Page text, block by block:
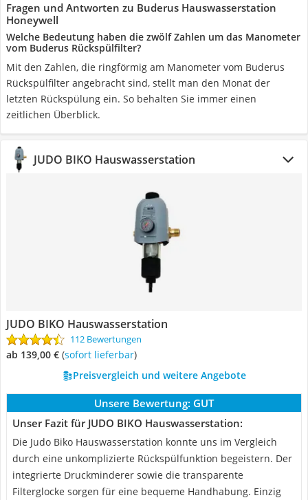
Fragen und Antworten zu Buderus Hauswasserstation
Honeywell
Welche Bedeutung haben die zwölf Zahlen um das Manometer
vom Buderus Rückspülfilter?
Mit den Zahlen, die ringförmig am Manometer vom Buderus
Rückspülfilter angebracht sind, stellt man den Monat der
letzten Rückspülung ein. So behalten Sie immer einen
zeitlichen Überblick.
JUDO BIKO Hauswasserstation
JUDO BIKO Hauswasserstation
112 Bewertungen
ab 139,00 € ( Sofort lieferbar)
Preisvergleich und weitere Angebote
Unsere Bewertung: GUT
Unser Fazit für JUDO BIKO Hauswasserstation:
Die Judo Biko Hauswasserstation konnte uns im Vergleich
durch eine unkomplizierte Rückspülfunktion begeistern. Der
integrierte Druckminderer sowie die transparente
Filterglocke sorgen für eine bequeme Handhabung. Einzig